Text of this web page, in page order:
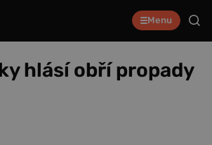
Menu
hlásí obří propady